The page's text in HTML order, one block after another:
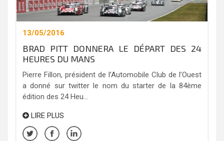
13/05/2016
BRAD PITT DONNERA LE DÉPART DES 24
HEURES DU MANS
Pierre Fillon, président de l’Automobile Club de l’Ouest
a donné sur twitter le nom du starter de la 84ème
édition des 24 Heu...
LIRE PLUS